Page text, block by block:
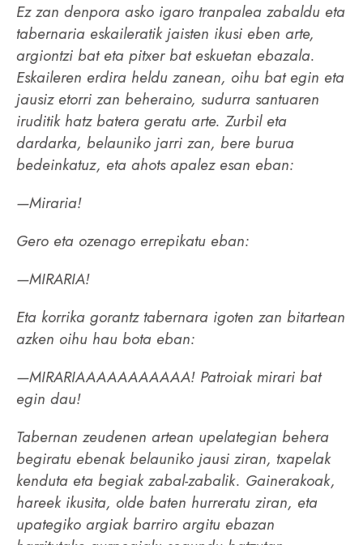
Ez zan denpora asko igaro tranpalea zabaldu eta
tabernaria eskaileratik jaisten ikusi eben arte,
argiontzi bat eta pitxer bat eskuetan ebazala.
Eskaileren erdira heldu zanean, oihu bat egin eta
jausiz etorri zan beheraino, sudurra santuaren
iruditik hatz batera geratu arte. Zurbil eta
dardarka, belauniko jarri zan, bere burua
bedeinkatuz, eta ahots apalez esan eban:
—Miraria!
Gero eta ozenago errepikatu eban:
—MIRARIA!
Eta korrika gorantz tabernara igoten zan bitartean
azken oihu hau bota eban:
—MIRARIAAAAAAAAAAA! Patroiak mirari bat
egin dau!
Tabernan zeudenen artean upelategian behera
begiratu ebenak belauniko jausi ziran, txapelak
kenduta eta begiak zabal-zabalik. Gainerakoak,
hareek ikusita, olde baten hurreratu ziran, eta
upategiko argiak barriro argitu ebazan